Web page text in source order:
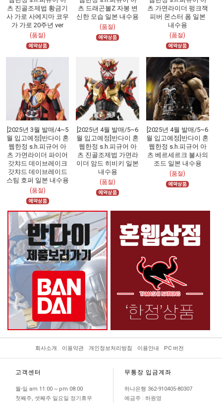
츠 진골조제법 황금기
사 가로 사에지마 코우
가 가로 20주년 ver
(품절)
츠 드래곤볼Z 자봉 변
신한 모습 일본 내수용
(품절)
츠 가면라이더 펑크잭
피버 몬스터 폼 일본
내수용
(품절)
[2025년 3월 발매/4~5
월 입고예정]반다이 혼
웹한정 s.h.피규어 아
츠 가면라이더 파이어
갓챠드 데이브레이크
갓챠드 데이브레이드
스팀 호퍼 일본 내수용
(품절)
[2025년 4월 발매/5~6
월 입고예정]반다이 혼
웹한정 s.h.피규어 아
츠 진골조제법 가면라
이더 암드 히비키 일본
내수용
(품절)
[2025년 4월 발매/5~6
월 입고예정]반다이 혼
웹한정 s.h.피규어 아
츠 베르세르크 불사의
조드 일본 내수용
(품절)
회사소개 이용약관 개인정보처리방침 이용안내 PC 버전
고객센터
월-일 am 11:00 ~ pm 08:00
첫째주, 셋째주 일요일 정기휴무
무통장 입금계좌
하나은행 362-910405-80307
예금주 : 하원영